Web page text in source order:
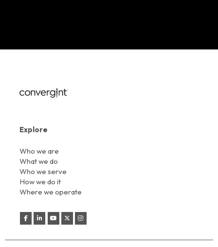
Explore
Who we are
What we do
Who we serve
How we do it
Where we operate